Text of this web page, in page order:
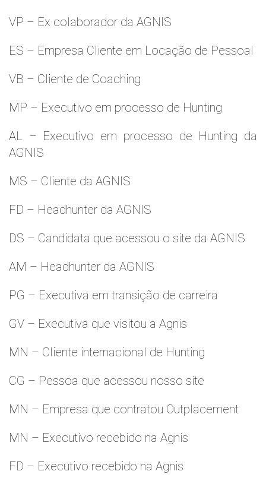
VP – Ex colaborador da AGNIS
ES – Empresa Cliente em Locação de Pessoal
VB – Cliente de Coaching
MP – Executivo em processo de Hunting
AL – Executivo em processo de Hunting da
AGNIS
MS – Cliente da AGNIS
FD – Headhunter da AGNIS
DS – Candidata que acessou o site da AGNIS
AM – Headhunter da AGNIS
PG – Executiva em transição de carreira
GV – Executiva que visitou a Agnis
MN – Cliente internacional de Hunting
CG – Pessoa que acessou nosso site
MN – Empresa que contratou Outplacement
MN – Executivo recebido na Agnis
FD – Executivo recebido na Agnis